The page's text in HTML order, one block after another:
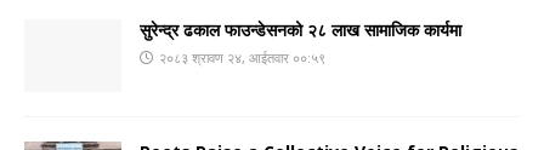
सुरेन्द्र ढकाल फाउन्डेसनको २८ लाख सामाजिक कार्यमा
२०८३ श्रावण २४, आईतवार ००:५९